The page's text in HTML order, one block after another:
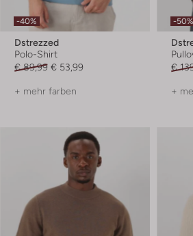
-40%
Dstrezzed
Polo-Shirt
€ 89,99 € 53,99
+ mehr farben
-50%
€
+